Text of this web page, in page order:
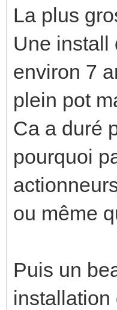
La plus
Une install
environ 7
plein pot
Ca a duré
pourquoi
ou même
Puis un
installation